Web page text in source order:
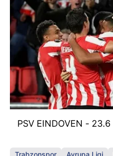
PSV EINDOVEN - 23.6
Trabzonspor Avrupa Ligi